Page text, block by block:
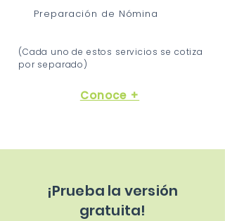
Preparación de Nómina
(Cada uno de estos servicios se cotiza
por separado)
Conoce +
¡Prueba la versión
gratuita!